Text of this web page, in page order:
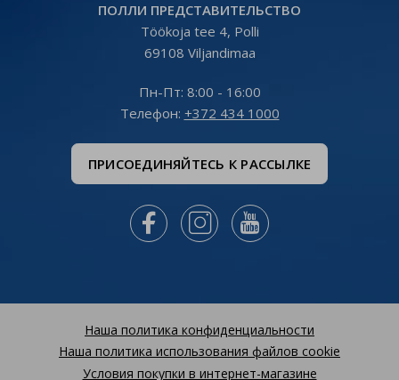
ПОЛЛИ ПРЕДСТАВИТЕЛЬСТВО
Töökoja tee 4, Polli
69108 Viljandimaa
Пн-Пт: 8:00 - 16:00
Tелефон: +372 434 1000
ПРИСОЕДИНЯЙТЕСЬ К РАССЫЛКЕ
  
Наша политика конфиденциальности
Наша политика использования файлов cookie
Условия покупки в интернет-магазине